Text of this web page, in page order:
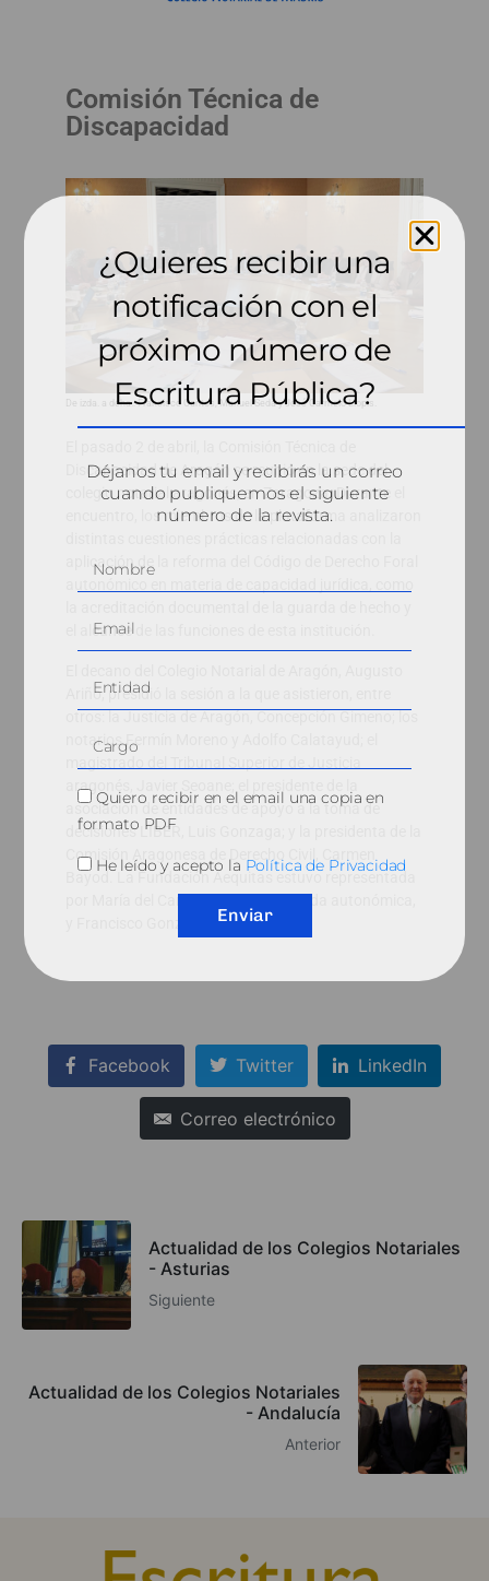
Comisión Técnica de
Discapacidad
De izda. a dcha.: Francisco Cantos, Manuel Seda y José Carmelo Llopis.
Discapacidad de Aragón se reunió en la sede del
colegio notarial aragonés, en Zaragoza. Durante el
encuentro, los miembros de la plataforma analizaron
aplicación de la reforma del Código de Derecho Foral
el alcance de las funciones de esta institución.
Ariño, presidió la sesión a la que asistieron, entre
notarios Fermín Moreno y Adolfo Calatayud; el
aragonés, Javier Seoane; el presidente de la
asociación de entidades de apoyo a la toma de
decisiones LIBER, Luis Gonzaga; y la presidenta de la
Comisión Aragonesa de Derecho Civil, Carmen
Bayod. La Fundación Aequitas estuvo representada
y Francisco González Ruiz, adjunto.
Facebook Twitter LinkedIn
Correo electrónico
Actualidad de los Colegios Notariales
- Asturias
Siguiente
Actualidad de los Colegios Notariales
- Andalucía
Anterior
¿Quieres recibir una
notificación con el
próximo número de
Escritura Pública?
Déjanos tu email y recibirás un correo
cuando publiquemos el siguiente
número de la revista.
Quiero recibir en el email una copia en
formato PDF
He leído y acepto la Política de Privacidad
Enviar